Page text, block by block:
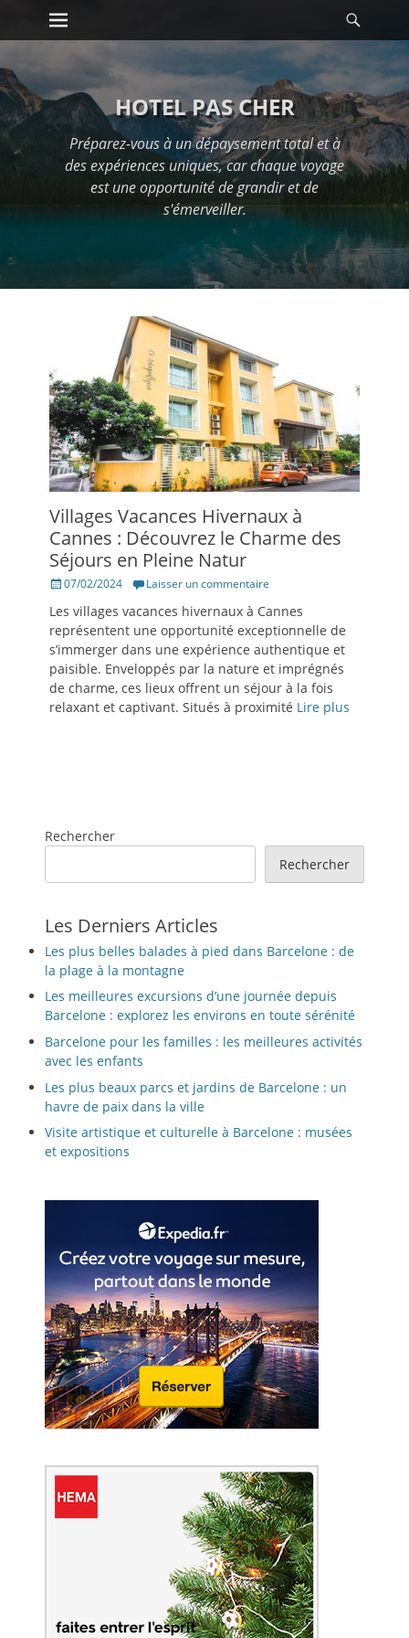
Passer
au
Premier menu
HOTEL PAS CHER
Préparez-vous à un dépaysement total et à
des expériences uniques, car chaque voyage
est une opportunité de grandir et de
s'émerveiller.
Villages Vacances Hivernaux à
Cannes : Découvrez le Charme des
Séjours en Pleine Natur
Posté07/02/2024 Laisser un commentaire
Les villages vacances hivernaux à Cannes
représentent une opportunité exceptionnelle de
s’immerger dans une expérience authentique et
paisible. Enveloppés par la nature et imprégnés
de charme, ces lieux offrent un séjour à la fois
relaxant et captivant. Situés à proximité Lire plus
Rechercher
Rechercher
Les Derniers Articles
Les plus belles balades à pied dans Barcelone : de
la plage à la montagne
Les meilleures excursions d’une journée depuis
Barcelone : explorez les environs en toute sérénité
Barcelone pour les familles : les meilleures activités
avec les enfants
Les plus beaux parcs et jardins de Barcelone : un
havre de paix dans la ville
Visite artistique et culturelle à Barcelone : musées
et expositions